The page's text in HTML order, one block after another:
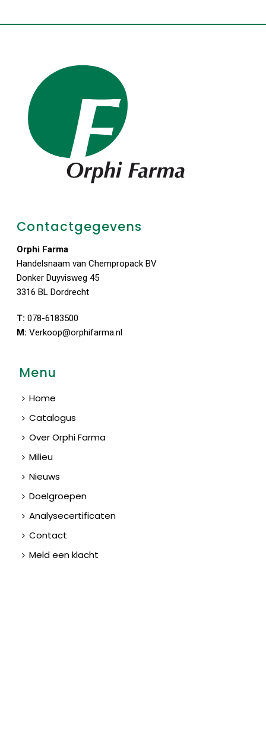
Contactgegevens
Orphi Farma
Handelsnaam van Chempropack BV
Donker Duyvisweg 45
3316 BL Dordrecht
T: 078-6183500
M: Verkoop@orphifarma.nl
Menu
Home
Catalogus
Over Orphi Farma
Milieu
Nieuws
Doelgroepen
Analysecertificaten
Contact
Meld een klacht